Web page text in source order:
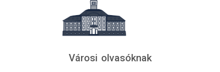
Városi olvasóknak